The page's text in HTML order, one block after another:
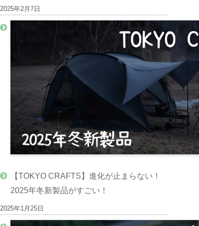
2025年2月7日
【TOKYO CRAFTS】進化が止まらない！
2025年冬新製品がすごい！
2025年1月25日